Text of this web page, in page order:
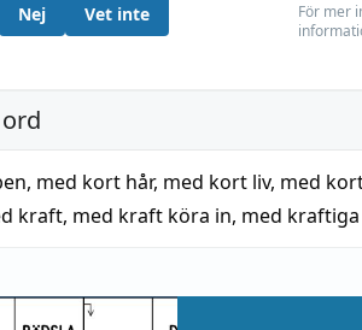
Nej Vet inte
För mer
, med kort hår, med kort liv, med
kraft, med kraft köra in, med